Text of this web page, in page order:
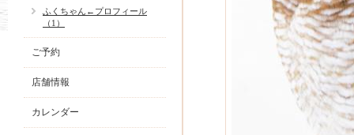
ふくちゃん←プロフィール
（1）
ご予約
店舗情報
カレンダー